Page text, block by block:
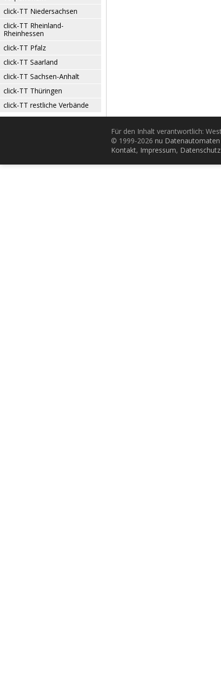
click-TT Niedersachsen
click-TT Rheinland-
Rheinhessen
click-TT Pfalz
click-TT Saarland
click-TT Sachsen-Anhalt
click-TT Thüringen
click-TT restliche Verbände
Für den Inhalt verantwortlich:
© 1999-2026 nu
Kontakt, Impressum, Datenschutz